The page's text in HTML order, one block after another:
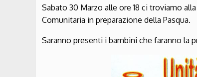
Sabato 30 Marzo alle ore 18 ci troviamo
Comunitaria in preparazione della Pasqua.
Saranno presenti i bambini che faranno la